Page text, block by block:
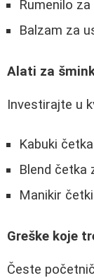
Rumenilo
Balzam za
Alati za
Investirajte u
Kabuki
Blend četka
Manikir
Greške koje
Česte